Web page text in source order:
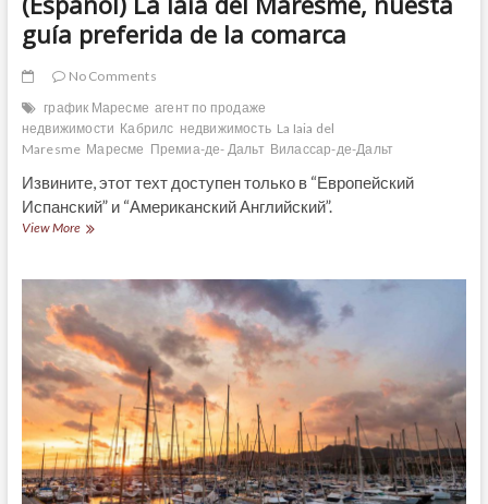
guía preferida de la comarca
No Comments
график Маресме агент по продаже
недвижимости Кабрилс недвижимость La Iaia del
Maresme Маресме Премиа-де- Дальт Вилассар-де-Дальт
Извините, этот техт доступен только в “Европейский
Испанский” и “Американский Английский”.
View More(Español)
del
Maresme,
nuesta
guía
preferida
de
la
comarca